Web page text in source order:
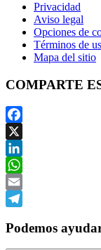
Privacidad
Aviso legal
Opciones de
Términos de
Mapa del sitio
COMPARTE
Facebook
X
LinkedIn
WhatsApp
Email
Podemos